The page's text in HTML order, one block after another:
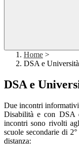
Home >
DSA e Università
DSA e
Due incontri
Disabilità e con DSA
incontri sono rivolti
scuole secondarie di
distanza: